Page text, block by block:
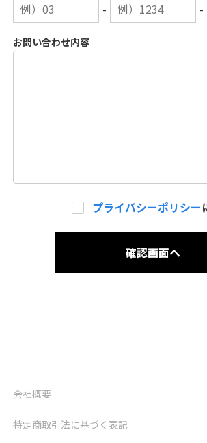
- -
お問い合わせ内容
プライバシーポリシー
会社概要
特定商取引法に基づく表記